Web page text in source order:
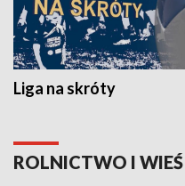
Liga na skróty
ROLNICTWO I WIEŚ